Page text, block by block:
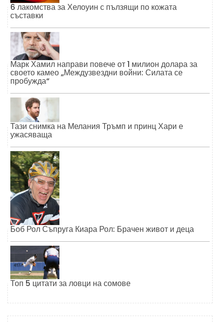
6 лакомства за Хелоуин с пълзящи по кожата
съставки
Марк Хамил направи повече от 1 милион долара за
своето камео „Междузвездни войни: Силата се
пробужда“
Тази снимка на Мелания Тръмп и принц Хари е
ужасяваща
Боб Рол Съпруга Киара Рол: Брачен живот и деца
Топ 5 цитати за ловци на сомове